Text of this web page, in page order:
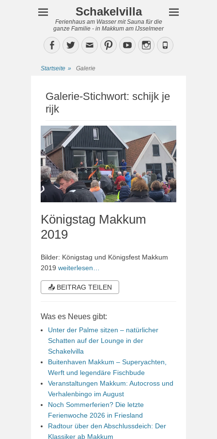
Schakelvilla
Ferienhaus am Wasser mit Sauna für die
ganze Familie - in Makkum am IJsselmeer
Facebook
TwitterEmailPinterestYouTubeInstagram
Phone
Startseite » Galerie
Galerie-Stichwort: schijk je
rijk
Königstag Makkum
2019
Bilder: Königstag und Königsfest Makkum
2019 weiterlesen…
📤 BEITRAG TEILEN
Was es Neues gibt:
Unter der Palme sitzen – natürlicher
Schatten auf der Lounge in der
Schakelvilla
Buitenhaven Makkum – Superyachten,
Werft und legendäre Fischbude
Veranstaltungen Makkum: Autocross und
Verhalenbingo im August
Noch Sommerferien? Die letzte
Ferienwoche 2026 in Friesland
Radtour über den Abschlussdeich: Der
Klassiker ab Makkum